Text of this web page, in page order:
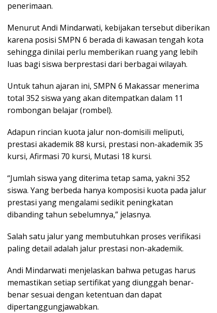
penerimaan.
Menurut Andi Mindarwati, kebijakan tersebut diberikan
karena posisi SMPN 6 berada di kawasan tengah kota
sehingga dinilai perlu memberikan ruang yang lebih
luas bagi siswa berprestasi dari berbagai wilayah.
Untuk tahun ajaran ini, SMPN 6 Makassar menerima
total 352 siswa yang akan ditempatkan dalam 11
rombongan belajar (rombel).
Adapun rincian kuota jalur non-domisili meliputi,
prestasi akademik 88 kursi, prestasi non-akademik 35
kursi, Afirmasi 70 kursi, Mutasi 18 kursi.
“Jumlah siswa yang diterima tetap sama, yakni 352
siswa. Yang berbeda hanya komposisi kuota pada jalur
prestasi yang mengalami sedikit peningkatan
dibanding tahun sebelumnya,” jelasnya.
Salah satu jalur yang membutuhkan proses verifikasi
paling detail adalah jalur prestasi non-akademik.
Andi Mindarwati menjelaskan bahwa petugas harus
memastikan setiap sertifikat yang diunggah benar-
benar sesuai dengan ketentuan dan dapat
dipertanggungjawabkan.